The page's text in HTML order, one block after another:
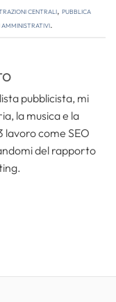
Centrali, Pubblica
.
pubblicista, mi
la musica e la
lavoro come SEO
del rapporto